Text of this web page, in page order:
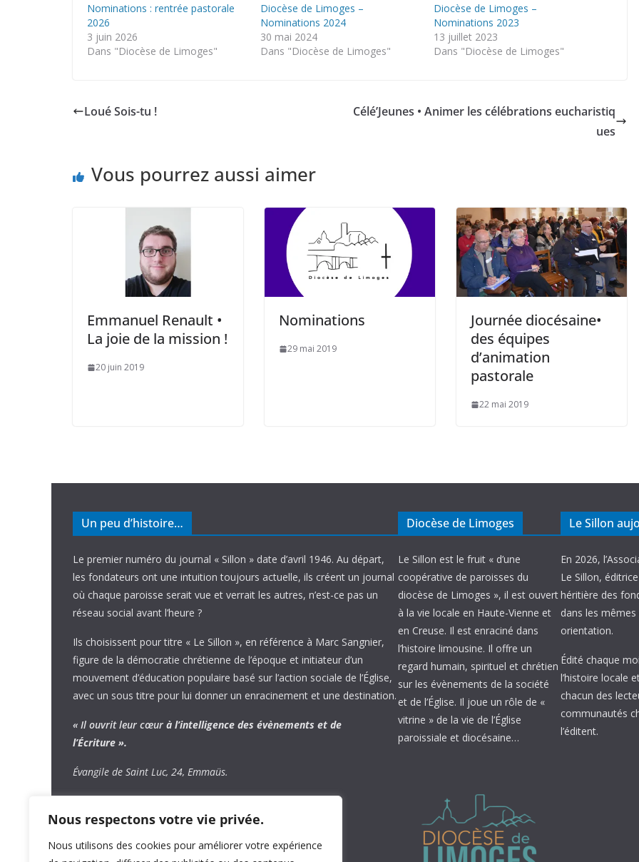
Nous respectons votre vie privée.
Nous utilisons des cookies pour améliorer votre expérience
Nominations : rentrée pastorale
2026
3 juin 2026
Dans "Diocèse de Limoges"
Diocèse de Limoges –
Nominations 2024
30 mai 2024
Dans "Diocèse de Limoges"
Diocèse de Limoges –
Nominations 2023
13 juillet 2023
Dans "Diocèse de Limoges"
Loué Sois-tu !
Célé’Jeunes • Animer les célébrations eucharistiq
ues
Vous pourrez aussi aimer
Emmanuel Renault •
La joie de la mission !
20 juin 2019
Nominations
29 mai 2019
Journée diocésaine•
des équipes
d’animation
pastorale
22 mai 2019
Un peu d’histoire…
Le premier numéro du journal « Sillon » date d’avril 1946. Au départ,
les fondateurs ont une intuition toujours actuelle, ils créent un journal
où chaque paroisse serait vue et verrait les autres, n’est-ce pas un
réseau social avant l’heure ?
Ils choisissent pour titre « Le Sillon », en référence à Marc Sangnier,
figure de la démocratie chrétienne de l’époque et initiateur d’un
mouvement d’éducation populaire basé sur l’action sociale de l’Église,
avec un sous titre pour lui donner un enracinement et une destination.
« Il ouvrit leur cœur à l’intelligence des évènements et de
l’Écriture ».
Évangile de Saint Luc, 24, Emmaüs.
Diocèse de Limoges
Le Sillon est le fruit « d’une
coopérative de paroisses du
diocèse de Limoges », il est ouvert
à la vie locale en Haute-Vienne et
en Creuse. Il est enraciné dans
l’histoire limousine. Il offre un
regard humain, spirituel et chrétien
sur les évènements de la société
et de l’Église. Il joue un rôle de «
vitrine » de la vie de l’Église
paroissiale et diocésaine…
Le Sillon
En 2026,
Le Sillon,
héritière des
dans les
orientation.
Édité chaque
l’histoire locale
chacun des
communautés
l’éditent.